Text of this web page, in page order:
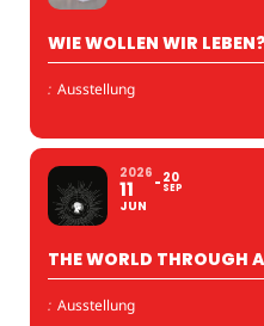
WIE WOLLEN WIR LEBEN?
: Ausstellung
2026
11
JUN
20
SEP
THE WORLD THROUGH
: Ausstellung